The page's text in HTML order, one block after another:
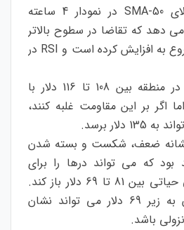
گاوها قیمت را به بالای 50-SMA در نمودار 4 ساعته
دهد که تقاضا در سطوح بالاتر
ادامه دارد. 20-EMA شروع به افزایش کرده است و RSI در
خریداران ممکن است در منطقه بین 108 تا 116 دلار با
اگر بر این مقاومت غلبه کنند،
برسد.
نشانه ضعف، شکست و بسته شدن
خواهد بود که می تواند درها را برای
ریتست منطقه حمایتی حیاتی بین 81 تا 69 دلار باز کند.
شکست و بسته شدن به زیر 69 دلار می تواند نشان
باشد.